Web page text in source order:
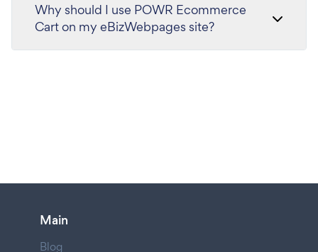
Why should I use POWR Ecommerce
Cart on my eBizWebpages site?
Main
Blog